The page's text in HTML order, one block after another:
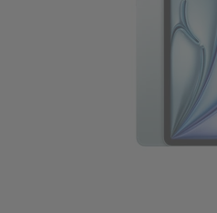
Mac Studio
iMac 24"